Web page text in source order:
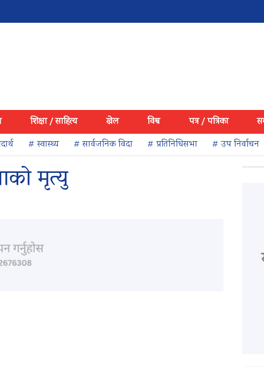
शिक्षा / साहित्य खेल विश्व पत्र / पत्रिका
# स्वास्थ्य # सार्वजनिक विदा # प्रतिनिधिसभा # उप निर्वाचन
मृत्यु